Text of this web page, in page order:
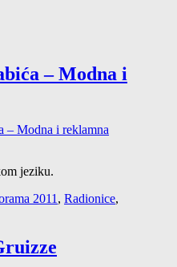
– Modna i
jeziku.
2011 , Radionice,